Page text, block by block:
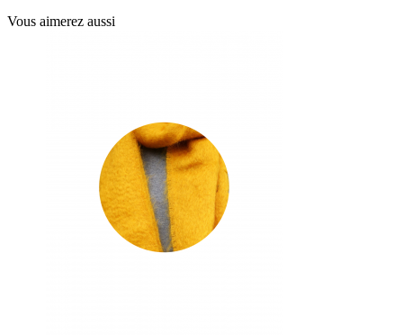
Vous aimerez aussi